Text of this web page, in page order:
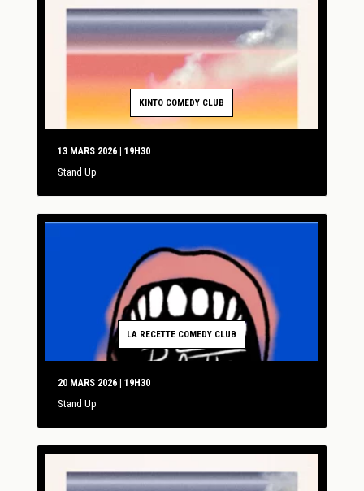
KINTO COMEDY CLUB
13 MARS 2026 | 19H30
Stand Up
LA RECETTE COMEDY CLUB
20 MARS 2026 | 19H30
Stand Up